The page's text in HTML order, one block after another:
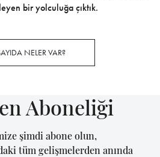
bir yolculuğa çıktık.
NELER VAR?
Aboneliği
şimdi abone olun,
tüm gelişmelerden anında